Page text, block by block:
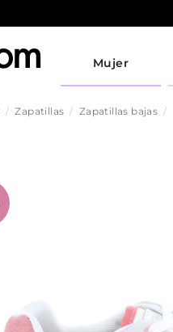
Mujer
Zapatillas Zapatillas bajas